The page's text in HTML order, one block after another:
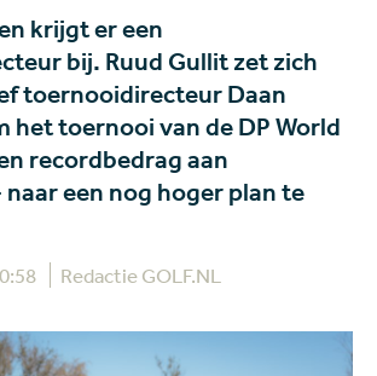
krijgt er een
bij. Ruud Gullit zet zich
toernooidirecteur Daan
het toernooi van de DP World
recordbedrag aan
een nog hoger plan te
Redactie GOLF.NL